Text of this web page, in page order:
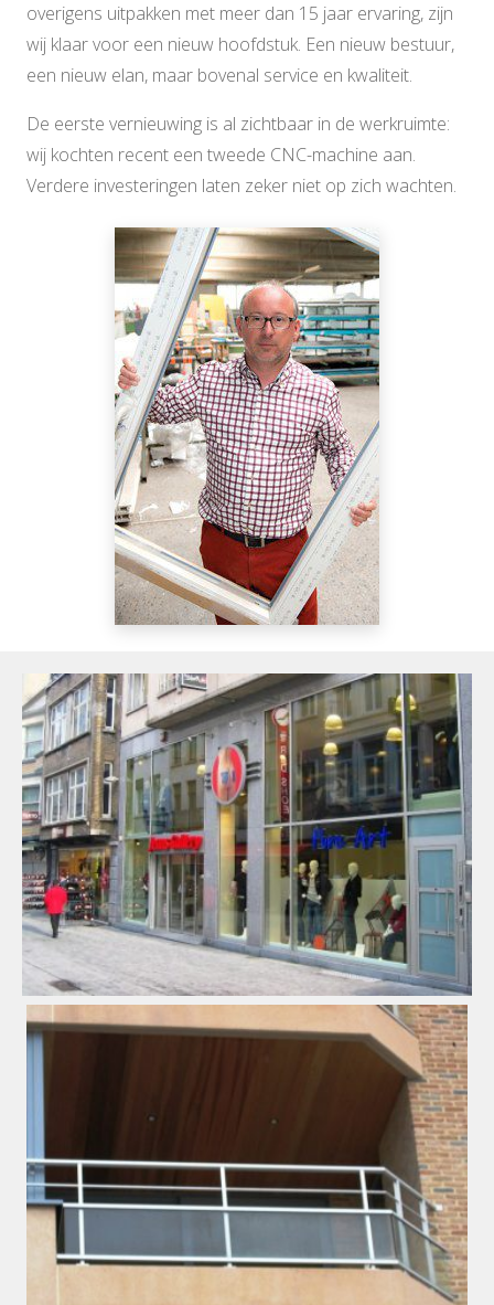
overigens uitpakken met meer dan 15 jaar ervaring, zijn
wij klaar voor een nieuw hoofdstuk. Een nieuw bestuur,
een nieuw elan, maar bovenal service en kwaliteit.
De eerste vernieuwing is al zichtbaar in de werkruimte:
wij kochten recent een tweede CNC-machine aan.
Verdere investeringen laten zeker niet op zich wachten.